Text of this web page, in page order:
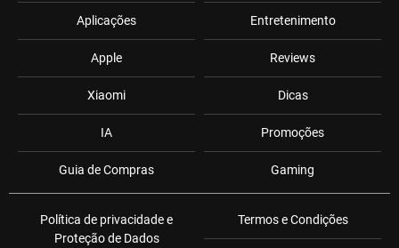
Aplicações
Apple
Xiaomi
IA
Guia de Compras
Entretenimento
Reviews
Dicas
Promoções
Gaming
Política de privacidade e
Proteção de Dados
Termos e Condições